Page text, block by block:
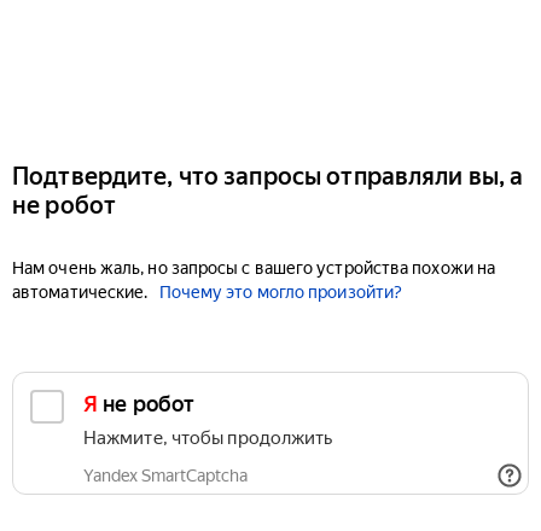
Подтвердите, что запросы отправляли вы, а
не робот
Нам очень жаль, но запросы с вашего устройства похожи на
автоматические.
Почему это могло произойти?
Я не робот
Нажмите, чтобы продолжить
Yandex SmartCaptcha